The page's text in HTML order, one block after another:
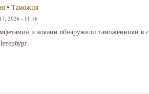
• Таможня
2026 - 11:16
и кокаин обнаружили таможенники в